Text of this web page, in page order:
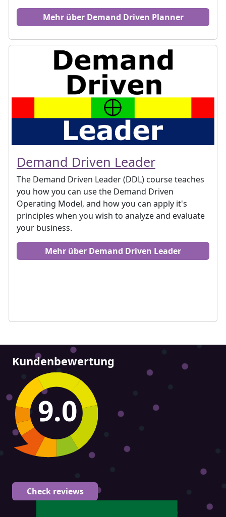
Mehr über Demand Driven Planner
Demand Driven Leader
The Demand Driven Leader (DDL) course teaches
you how you can use the Demand Driven
Operating Model, and how you can apply it's
principles when you wish to analyze and evaluate
your business.
Mehr über Demand Driven Leader
Kundenbewertung
9.0
Check reviews